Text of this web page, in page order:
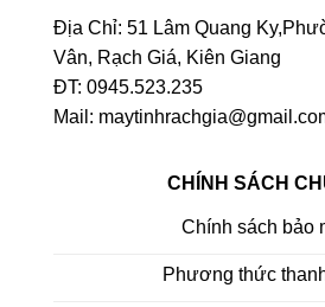
Địa Chỉ: 51 Lâm Quang
Vân, Rạch Giá, Kiên Giang
ĐT: 0945.523.235
Mail:
CHÍNH SÁCH
Chính sách bảo
Phương thức